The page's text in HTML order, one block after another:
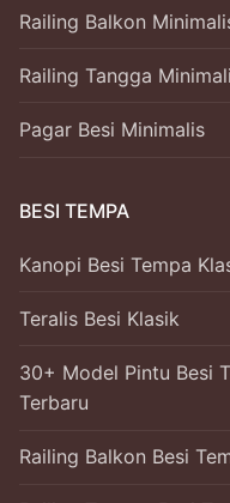
Railing Balkon
Railing Tangga
Pagar Besi Minimalis
BESI TEMPA
Kanopi Besi Tempa
Teralis Besi Klasik
30+ Model Pintu Besi
Terbaru
Railing Balkon Besi